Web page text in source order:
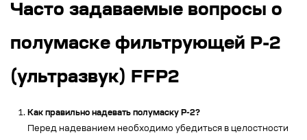
Часто задаваемые вопросы о
полумаске фильтрующей Р-2
(ультразвук) FFP2
Как правильно надевать полумаску Р-2?
Перед надеванием необходимо убедиться в целостности